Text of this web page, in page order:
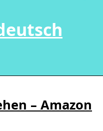
– Amazon